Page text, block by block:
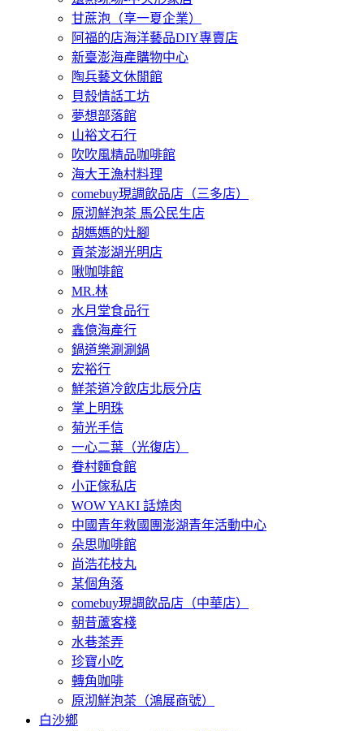
甘蔗泡（享一夏企業）
阿福的店海洋藝品DIY專賣店
新臺澎海產購物中心
陶兵藝文休閒館
貝殼情話工坊
夢想部落館
山裕文石行
吹吹風精品咖啡館
海大王漁村料理
comebuy現調飲品店（三多店）
原沏鮮泡茶 馬公民生店
胡媽媽的灶腳
貢茶澎湖光明店
啾咖啡館
MR.林
水月堂食品行
鑫億海產行
鍋道樂涮涮鍋
宏裕行
鮮茶道冷飲店北辰分店
掌上明珠
菊光手信
一心二葉（光復店）
眷村麵食館
小正傢私店
WOW YAKI 話燒肉
中國青年救國團澎湖青年活動中心
朵思咖啡館
尚浩花枝丸
某個角落
comebuy現調飲品店（中華店）
朝昔蘆客棧
水巷茶弄
珍寶小吃
轉角咖啡
原沏鮮泡茶（鴻展商號）
白沙鄉